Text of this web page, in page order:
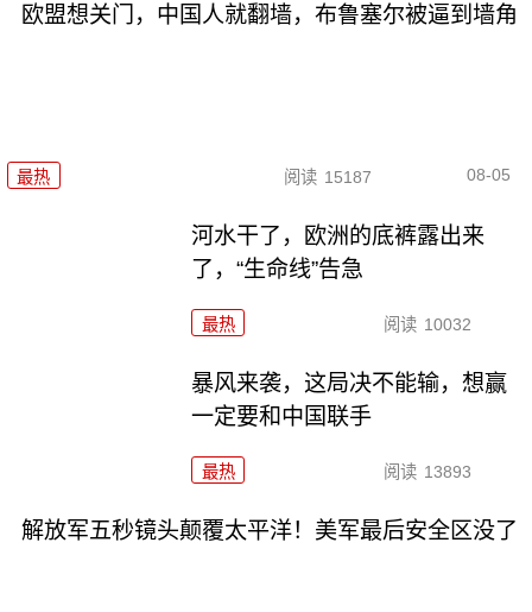
欧盟想关门，中国人就翻墙，布鲁塞尔被逼到墙角
最热 阅读 15187 08-05
河水干了，欧洲的底裤露出来
了，“生命线”告急
最热 阅读 10032
暴风来袭，这局决不能输，想赢
一定要和中国联手
最热 阅读 13893
解放军五秒镜头颠覆太平洋！美军最后安全区没了